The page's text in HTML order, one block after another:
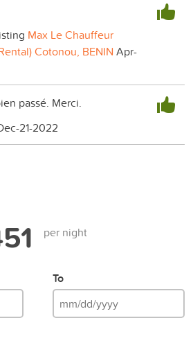
Max Le Chauffeur
Cotonou, BENIN Apr-
passé. Merci.
21-2022
per night
To